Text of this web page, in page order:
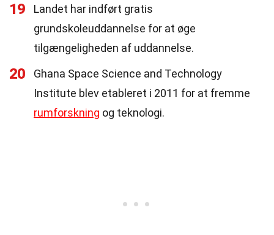
19
Landet har indført gratis
grundskoleuddannelse for at øge
tilgængeligheden af uddannelse.
20
Ghana Space Science and Technology
Institute blev etableret i 2011 for at fremme
rumforskning og teknologi.